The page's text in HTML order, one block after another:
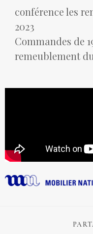
conférence les
2023
Commandes de
remeublement